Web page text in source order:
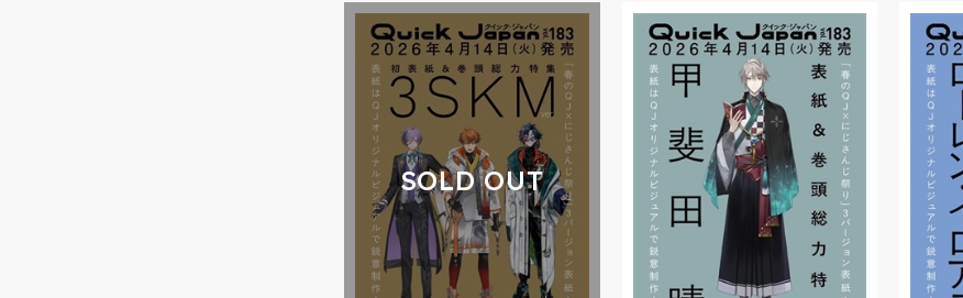
SOLD OUT